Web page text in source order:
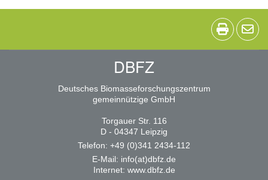
DBFZ
Deutsches Biomasseforschungszentrum
gemeinnützige GmbH
Torgauer Str. 116
D - 04347 Leipzig
Telefon: +49 (0)341 2434-112
E-Mail: info(at)dbfz.de
Internet: www.dbfz.de